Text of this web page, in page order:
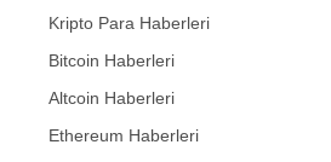
Kripto Para Haberleri
Bitcoin Haberleri
Altcoin Haberleri
Ethereum Haberleri